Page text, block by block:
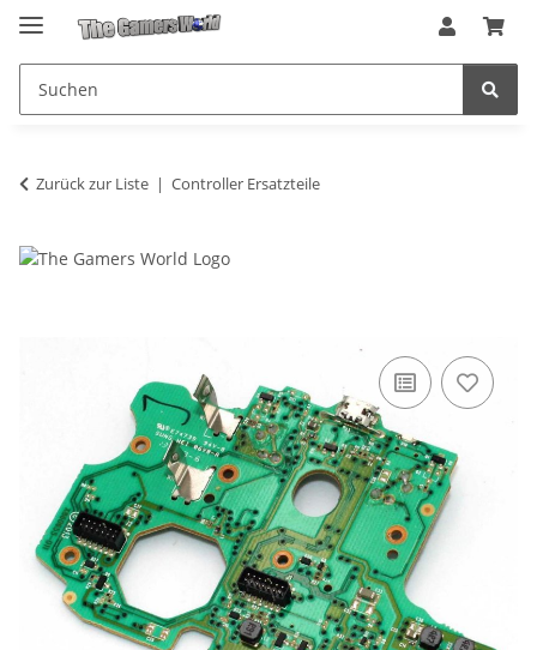
Zurück zur Liste Controller Ersatzteile